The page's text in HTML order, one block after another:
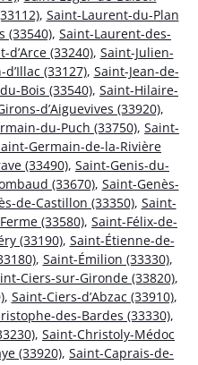
, Saint-Laurent-du-Plan
(33540), Saint-Laurent-des-
d’Arce (33240), Saint-Julien-
d’Illac (33127), Saint-Jean-de-
Bois (33540), Saint-Hilaire-
d’Aiguevives (33920),
du-Puch (33750), Saint-
Germain-de-la-Rivière
(33490), Saint-Genis-du-
(33670), Saint-Genès-
de-Castillon (33350), Saint-
(33580), Saint-Félix-de-
(33190), Saint-Étienne-de-
, Saint-Émilion (33330),
Ciers-sur-Gironde (33820),
, Saint-Ciers-d’Abzac (33910),
des-Bardes (33330),
, Saint-Christoly-Médoc
(33920), Saint-Caprais-de-